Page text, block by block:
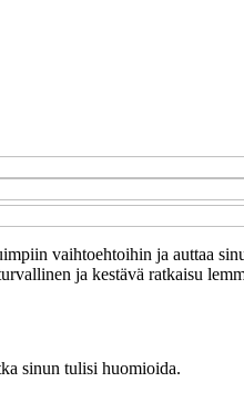
vaihtoehtoihin ja auttaa
ja kestävä ratkaisu
sinun tulisi huomioida.